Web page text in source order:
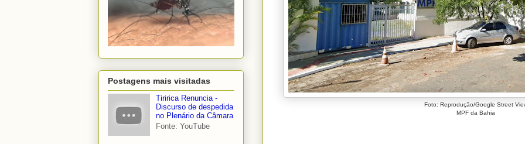
Foto: Reprodução/Google Street
MPF da Bahia
Postagens mais visitadas
Tiririca Renuncia -
Discurso de despedida
no Plenário da Câmara
Fonte: YouTube